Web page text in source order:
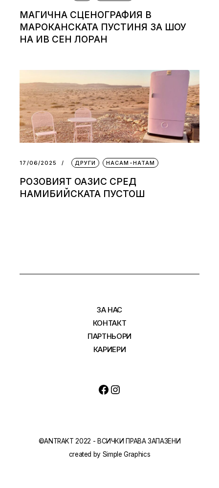
МАГИЧНА СЦЕНОГРАФИЯ В
МАРОКАНСКАТА ПУСТИНЯ ЗА ШОУ
НА ИВ СЕН ЛОРАН
17/06/2025 ДРУГИ НАСАМ-НАТАМ
РОЗОВИЯТ ОАЗИС СРЕД
НАМИБИЙСКАТА ПУСТОШ
ЗА НАС
КОНТАКТ
ПАРТНЬОРИ
КАРИЕРИ
©ANTRAKT 2022 - ВСИЧКИ ПРАВА ЗАПАЗЕНИ
created by Simple Graphics